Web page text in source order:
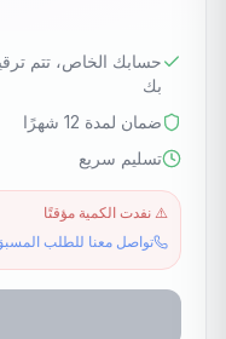
بك
ضمان لمدة 12 شهرًا
تسليم سريع
⚠️ نفدت الكمية مؤقتًا
تواصل معنا للطلب